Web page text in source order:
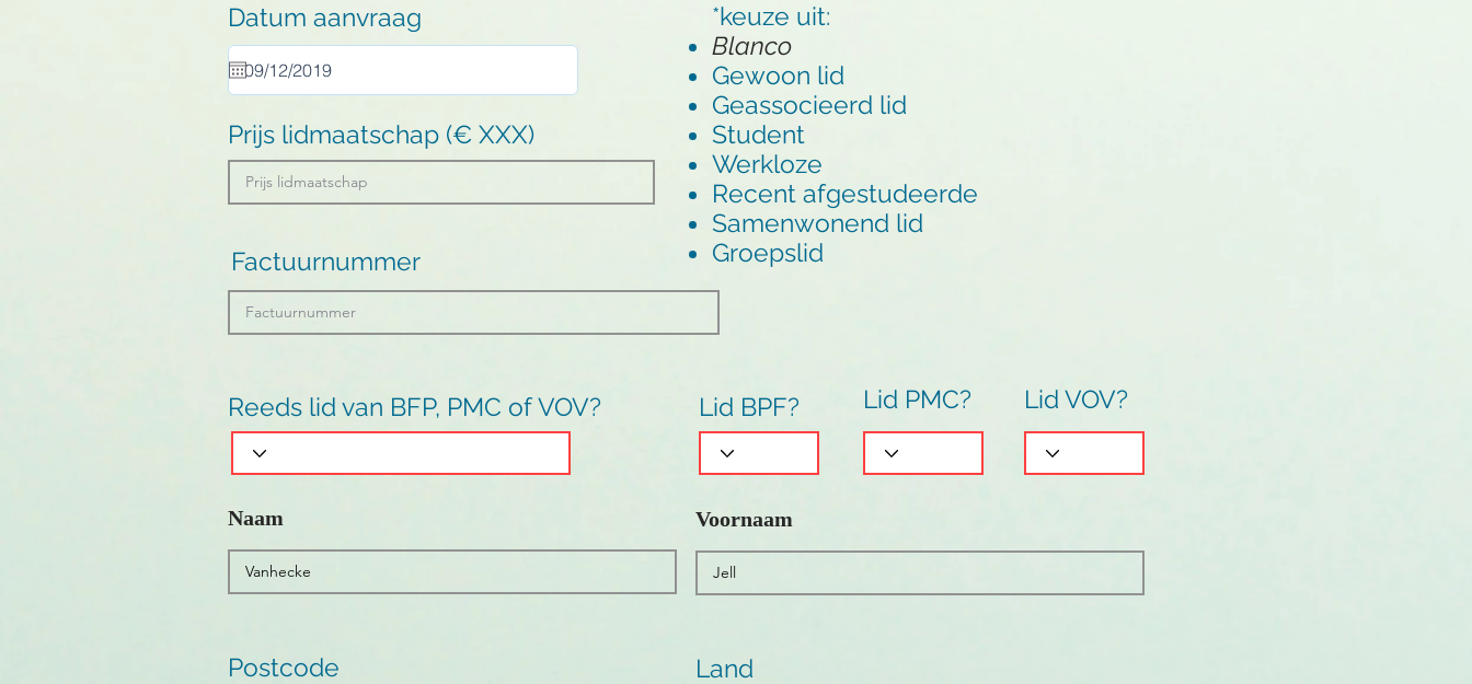
Datum aanvraag
Prijs lidmaatschap (€ XXX)
Factuurnummer
*keuze uit:
Blanco
Gewoon lid
Geassocieerd lid
Student
Werkloze
Recent afgestudeerde
Samenwonend lid
Groepslid
Reeds lid van BFP, PMC of VOV? Lid BPF? Lid PMC? Lid VOV?
Naam Voornaam
Postcode Land